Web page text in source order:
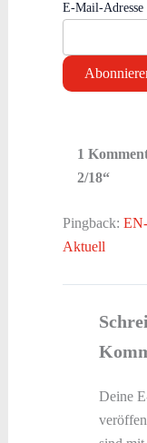
E-Mail-Adresse
1
2/18“
Pingback:
Aktuell
Deine